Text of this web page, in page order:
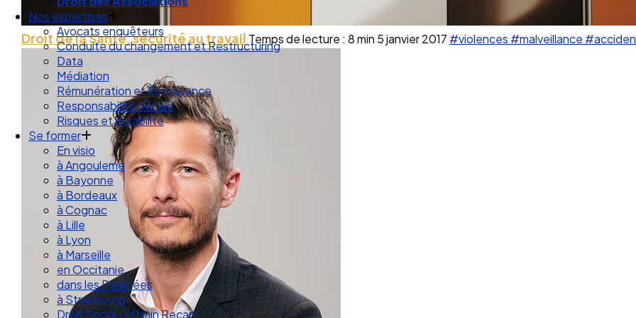
Nos expertises
Avocats enquêteurs
Conduite du changement et Restructuring
Data
Médiation
Rémunération et Prévoyance
Responsabilité pénale
Risques et durabilité
Se former
En visio
à Angouleme
à Bayonne
à Bordeaux
à Cognac
à Lille
à Lyon
à Marseille
en Occitanie
dans les Pyrénées
à Strasbourg
Droit Social : 60 min Recap’
Droit de la Santé, sécurité au travail Temps de lecture : 8 min 5 janvier 2017 #violences #malveillance